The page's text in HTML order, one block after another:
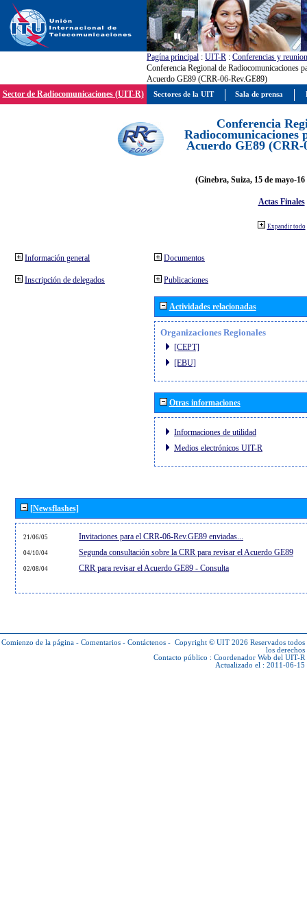
Pagína principal : UIT-R : Conferencias y
Conferencia Regional de Radiocomunicaciones
Acuerdo GE89 (CRR-06-Rev.GE89)
Sector de Radiocomunicaciones (UIT-R)
Conferencia
Radiocomunicaciones
Acuerdo GE89 (CRR-
(Ginebra, Suiza, 15 de mayo-
Actas Finales
Expandir todo
Información general
Inscripción de delegados
Documentos
Publicaciones
Actividades relacionadas
Organizaciones Regionales
[CEPT]
[EBU]
Otras informaciones
Informaciones de utilidad
Medios electrónicos UIT-R
[Newsflashes]
21/06/05 Invitaciones para el CRR-06-Rev.GE89 enviadas...
04/10/04 Segunda consultación sobre la CRR para revisar el Acuerdo GE89
02/08/04 CRR para revisar el Acuerdo GE89 - Consulta
Comienzo de la página - Comentarios - Contáctenos - Copyright © UIT 2026 Reservados todos
los derechos
Contacto público : Coordenador Web del UIT-R
Actualizado el : 2011-06-15
Sectores de la UIT Sala de prensa